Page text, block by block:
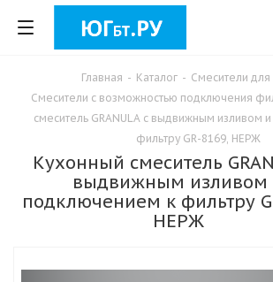
Главная - Каталог - Смесители для
Смесители с возможностью подключения
смеситель GRANULA с выдвижным изливом
фильтру GR-8169, НЕРЖ
Кухонный смеситель
выдвижным изливом
подключением к фильтру
НЕРЖ